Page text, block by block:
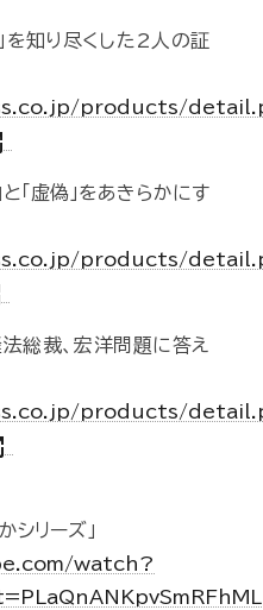
を知り尽くした2人の証
products/
「虚偽」をあきらかにす
products/
総裁、宏洋問題に答え
products/
シリーズ」
watch?